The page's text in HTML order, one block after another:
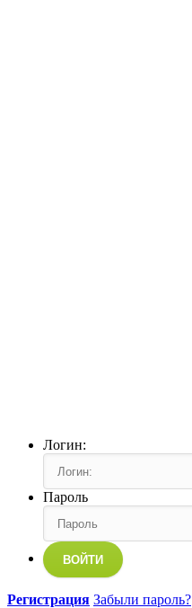
Логин:
Пароль
ВОЙТИ
Регистрация Забыли пароль?